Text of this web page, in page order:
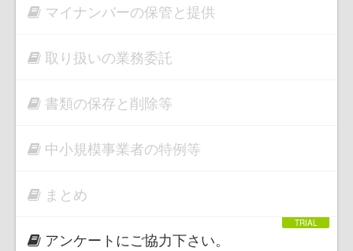
マイナンバーの保管と提供
取り扱いの業務委託
書類の保存と削除等
中小規模事業者の特例等
まとめ
アンケートにご協力下さい。